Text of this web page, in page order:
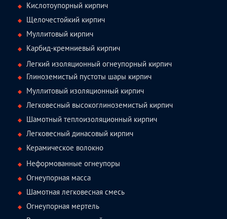
Кислотоупорный кирпич
Щелочестойкий кирпич
Муллитовый кирпич
Карбид-кремниевый кирпич
Легкий изоляционный огнеупорный кирпич
Глиноземистый пустоты шары кирпич
Муллитовый изоляционный кирпич
Легковесный высокоглиноземистый кирпич
Шамотный теплоизоляционный кирпич
Легковесный динасовый кирпич
Керамическое волокно
Неформованные огнеупоры
Огнеупорная масса
Шамотная легковесная смесь
Огнеупорная мертель